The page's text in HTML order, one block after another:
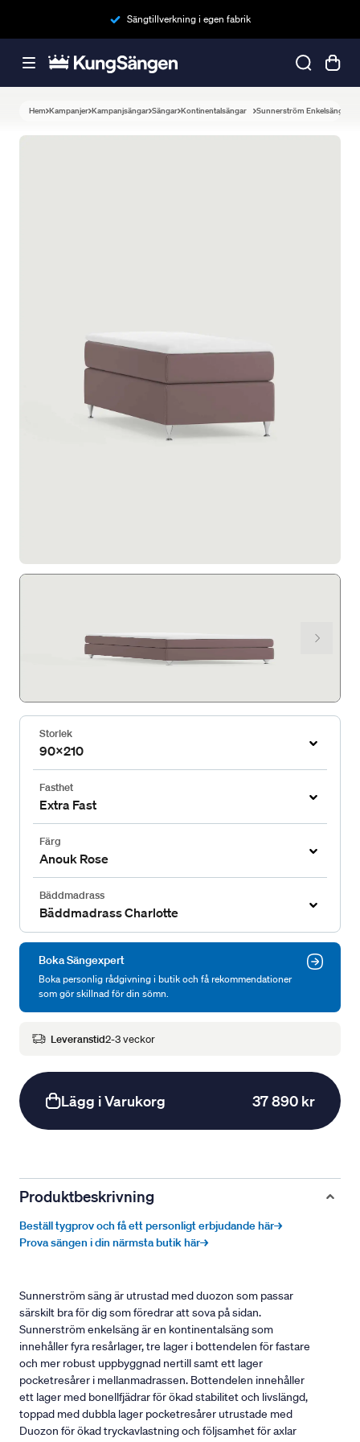
Sängtillverkning i egen fabrik
Hem Kampanjer Kampanjsängar Sängar Kontinentalsängar Sunnerström Enkelsäng
Storlek
90x210
Fasthet
Extra Fast
Färg
Anouk Rose
Bäddmadrass
Bäddmadrass Charlotte
Boka Sängexpert
Boka personlig rådgivning i butik och få rekommendationer
som gör skillnad för din sömn.
Leveranstid2-3 veckor
Lägg i Varukorg 37 890 kr
Produktbeskrivning
Beställ tygprov och få ett personligt erbjudande här→
Prova sängen i din närmsta butik här→
Sunnerström säng är utrustad med duozon som passar
särskilt bra för dig som föredrar att sova på sidan.
Sunnerström enkelsäng är en kontinentalsäng som
innehåller fyra resårlager, tre lager i bottendelen för fastare
och mer robust uppbyggnad nertill samt ett lager
pocketresårer i mellanmadrassen. Bottendelen innehåller
ett lager med bonellfjädrar för ökad stabilitet och livslängd,
toppad med dubbla lager pocketresårer utrustade med
Duozon för ökad tryckavlastning och följsamhet för axlar